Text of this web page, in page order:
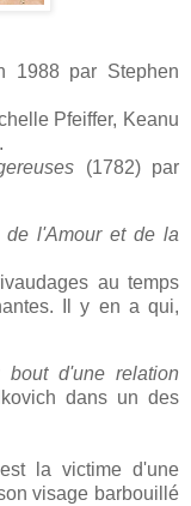
1988 par Stephen
Pfeiffer, Keanu
(1782) par
de l'Amour et de la
au temps
Il y en a qui,
bout d'une relation
dans un des
la victime d'une
visage barbouillé